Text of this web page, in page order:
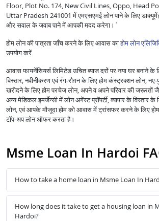
Floor, Plot No. 174, New Civil Lines, Oppo, Head
Uttar Pradesh 241001 में एमएसएमई लोन पाने के लिए
और सवाल के जवाब पाने में आपकी मदद करेगा।`
होम लोन की पात्रता जाँच करने के लिए आवास काहोम लोन
उपयोग करें
आवास फायनेंसियर्स लिमिटेड उचित ब्याज दरों पर नया घर बनाने के
विस्तार, नवीनीकरण एवं रंग-रौग़न के लिए होम कंस्ट्रक्शन लोन,
खरीदने के लिए होम परचेज लोन, अपने व अपने परिवार की जरूरतों
अन्य मेडिकल इमर्जेन्सी में लोन अगेंस्ट प्रॉपर्टी, व्यापार के विस्तार
लोन, एवं आपके मौजूदा होम को आवास में ट्रांसफर करने के लिए
टॉप-अप लोन ऑफर करता है।
Msme Loan In Hardoi
How to take a home loan in Msme Loan In
How long does it take to get a housing loan in
Hardoi?